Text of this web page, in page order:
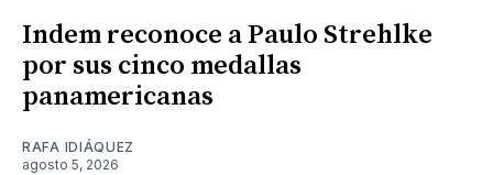
Indem reconoce a Paulo Strehlke
por sus cinco medallas
panamericanas
RAFA IDIÁQUEZ
agosto 5, 2026